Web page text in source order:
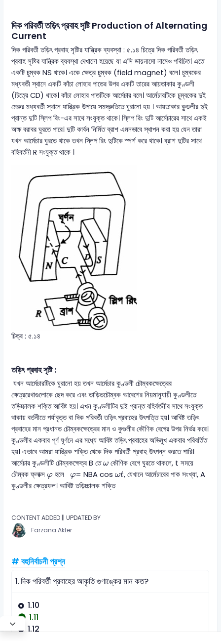
দিক পরিবর্তী তড়িৎ প্রবাহ সৃষ্টি Production of Alternating
Current
দিক পরিবর্তী তড়িৎ প্রবাহ সৃষ্টির যান্ত্রিক ব্যবস্থা : ৫.১৪ চিত্রে দিক পরিবর্তী তড়িৎ
প্রবাহ সৃষ্টির যান্ত্রিক ব্যবস্থা দেখানো হয়েছে যা এসি ডায়নামো নামেও পরিচিত। এতে
একটি চুম্বক NS থাকে। একে ক্ষেত্র চুম্বক (field magnet) বলে। চুম্বকের
মধ্যবর্তী স্থানে একটি কাঁচা লোহার পাতের উপর একটি তারের আয়তাকার কুণ্ডলী
(চিত্রে CD) থাকে। কাঁচা লোহার পাতটিকে আর্মেচার বলে। আর্মেচারটিকে চুম্বকের দুই
মেরুর মধ্যবর্তী স্থানে যান্ত্রিক উপায়ে সমদ্রুতিতে ঘুরানো হয় । আয়তাকার কুন্ডলীর দুই
প্রান্ত দুটি স্লিপ রিং-এর সাথে সংযুক্ত থাকে। স্লিপ রিং দুটি আর্মেচারের সাথে একই
অক্ষ বরাবর ঘুরতে পারে। দুটি কার্বন নির্মিত ব্রাশ এমনভাবে স্থাপন করা হয় যেন তারা
যখন আর্মেচার ঘুরতে থাকে তখন স্লিপ রিং দুটিকে স্পর্শ করে থাকে। ব্রাশ দুটির সাথে
বহিবর্তনী R সংযুক্ত থাকে ।
চিত্র : ৫.১৪
তড়িৎ প্রবাহ সৃষ্টি :
যখন আর্মেচারটিকে ঘুরানো হয় তখন আর্মেচার কুণ্ডলী চৌম্বকক্ষেত্রের
ক্ষেত্ররেখাগুলোকে ছেদ করে এবং তাড়িতচৌম্বক আবেশের নিয়মানুযায়ী কুণ্ডলীতে
তড়িচ্চালক শক্তি আবিষ্ট হয়। এখন কুণ্ডলীটির দুই প্রান্ত বহির্বর্তনীর সাথে সংযুক্ত
থাকায় বর্তনীতে পর্যাবৃত্ত বা দিক পরিবর্তী তড়িৎ প্রবাহের উৎপত্তি হয়। আবিষ্ট তড়িৎ
প্রবাহের মান প্রধানত চৌম্বকক্ষেত্রের মান ও কুগুলীর কৌণিক বেগের উপর নির্ভর করে।
কুণ্ডলীর একবার পূর্ণ ঘূর্ণনে এর মধ্যে আবিষ্ট তড়িৎ প্রবাহের অভিমুখ একবার পরিবর্তিত
হয়। এভাবে আমরা যান্ত্রিক শক্তি থেকে দিক পরিবর্তী প্রবাহ উৎপন্ন করতে পারি।
আর্মেচার কুণ্ডলীটি চৌম্বকক্ষেত্র B তেω
ω কৌণিক বেগে ঘুরতে থাকলে, t সময়ে
চৌম্বক ফ্লাক্স φ
φ হলে φ
φ= NBA cosωt
ωt, যেখানে আর্মেচারের পাক সংখ্যা, A
কুণ্ডলীর ক্ষেত্রফল। আবিষ্ট তড়িচ্চালক শক্তি
CONTENT ADDED || UPDATED BY
Farzana Akter
# বহুনির্বাচনী প্রশ্ন
1.দিক পরিবর্তী প্রবাহের ‍আকৃতি গুণাঙ্কের মান কত?
1.10
1.11
1.12